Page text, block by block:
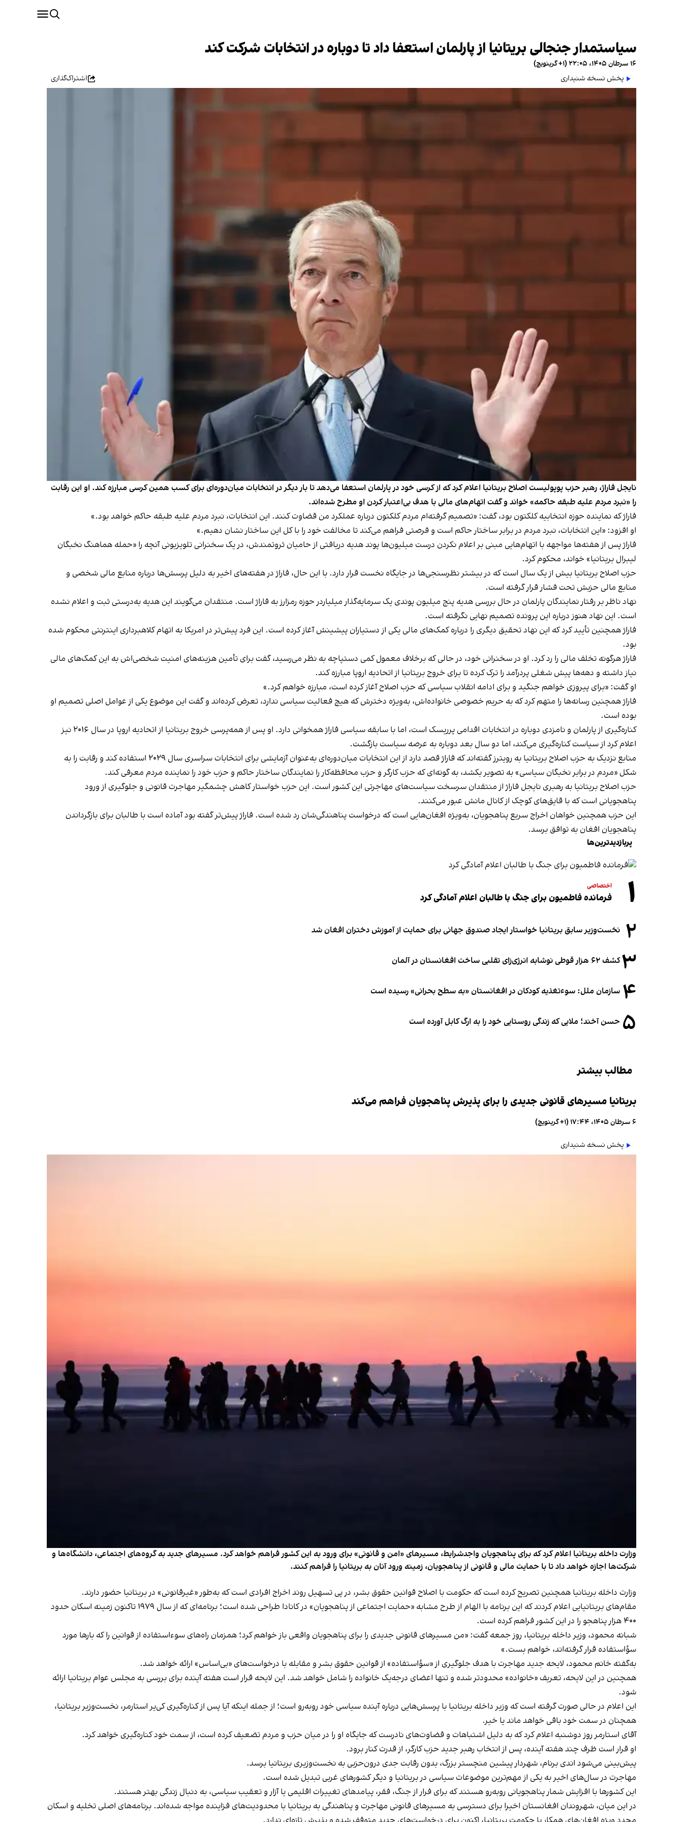
سیاستمدار جنجالی بریتانیا از پارلمان استعفا داد تا دوباره در انتخابات شرکت کند
۱۶ سرطان ۱۴۰۵، ۲۲:۰۵ (‎+۱ گرینویچ)
پخش نسخه شنیداری
اشتراک‌گذاری
نایجل فاراژ، رهبر حزب پوپولیست اصلاح بریتانیا اعلام کرد که از کرسی خود در پارلمان استعفا می‌دهد تا بار دیگر در انتخابات میان‌دوره‌ای برای کسب همین کرسی مبارزه کند. او این رقابت
را «نبرد مردم علیه طبقه حاکمه» خواند و گفت اتهام‌های مالی با هدف بی‌اعتبار کردن او مطرح شده‌اند.
فاراژ که نماینده حوزه انتخابیه کلکتون بود، گفت: «تصمیم گرفته‌ام مردم کلکتون درباره عملکرد من قضاوت کنند. این انتخابات، نبرد مردم علیه طبقه حاکم خواهد بود.»
او افزود: «این انتخابات، نبرد مردم در برابر ساختار حاکم است و فرصتی فراهم می‌کند تا مخالفت خود را با کل این ساختار نشان دهیم.»
فاراژ پس از هفته‌ها مواجهه با اتهام‌هایی مبنی بر اعلام نکردن درست میلیون‌ها پوند هدیه دریافتی از حامیان ثروتمندش، در یک سخنرانی تلویزیونی آنچه را «حمله هماهنگ نخبگان
لیبرال بریتانیا» خواند، محکوم کرد.
حزب اصلاح بریتانیا بیش از یک سال است که در بیشتر نظرسنجی‌ها در جایگاه نخست قرار دارد. با این حال، فاراژ در هفته‌های اخیر به دلیل پرسش‌ها درباره منابع مالی شخصی و
منابع مالی حزبش تحت فشار قرار گرفته است.
نهاد ناظر بر رفتار نمایندگان پارلمان در حال بررسی هدیه پنج میلیون پوندی یک سرمایه‌گذار میلیاردر حوزه رمزارز به فاراژ است. منتقدان می‌گویند این هدیه به‌درستی ثبت و اعلام نشده
است. این نهاد هنوز درباره این پرونده تصمیم نهایی نگرفته است.
فاراژ همچنین تأیید کرد که این نهاد تحقیق دیگری را درباره کمک‌های مالی یکی از دستیاران پیشینش آغاز کرده است. این فرد پیش‌تر در امریکا به اتهام کلاهبرداری اینترنتی محکوم شده
بود.
فاراژ هرگونه تخلف مالی را رد کرد. او در سخنرانی خود، در حالی که برخلاف معمول کمی دستپاچه به نظر می‌رسید، گفت برای تأمین هزینه‌های امنیت شخصی‌اش به این کمک‌های مالی
نیاز داشته و دهه‌ها پیش شغلی پردرآمد را ترک کرده تا برای خروج بریتانیا از اتحادیه اروپا مبارزه کند.
او گفت: «برای پیروزی خواهم جنگید و برای ادامه انقلاب سیاسی که حزب اصلاح آغاز کرده است، مبارزه خواهم کرد.»
فاراژ همچنین رسانه‌ها را متهم کرد که به حریم خصوصی خانواده‌اش، به‌ویژه دخترش که هیچ فعالیت سیاسی ندارد، تعرض کرده‌اند و گفت این موضوع یکی از عوامل اصلی تصمیم او
بوده است.
کناره‌گیری از پارلمان و نامزدی دوباره در انتخابات اقدامی پرریسک است، اما با سابقه سیاسی فاراژ همخوانی دارد. او پس از همه‌پرسی خروج بریتانیا از اتحادیه اروپا در سال ۲۰۱۶ نیز
اعلام کرد از سیاست کناره‌گیری می‌کند، اما دو سال بعد دوباره به عرصه سیاست بازگشت.
منابع نزدیک به حزب اصلاح بریتانیا به رویترز گفته‌اند که فاراژ قصد دارد از این انتخابات میان‌دوره‌ای به‌عنوان آزمایشی برای انتخابات سراسری سال ۲۰۲۹ استفاده کند و رقابت را به
شکل «مردم در برابر نخبگان سیاسی» به تصویر بکشد، به گونه‌ای که حزب کارگر و حزب محافظه‌کار را نمایندگان ساختار حاکم و حزب خود را نماینده مردم معرفی کند.
حزب اصلاح بریتانیا به رهبری نایجل فاراژ از منتقدان سرسخت سیاست‌های مهاجرتی این کشور است. این حزب خواستار کاهش چشمگیر مهاجرت قانونی و جلوگیری از ورود
پناهجویانی است که با قایق‌های کوچک از کانال مانش عبور می‌کنند.
این حزب همچنین خواهان اخراج سریع پناهجویان، به‌ویژه افغان‌هایی است که درخواست پناهندگی‌شان رد شده است. فاراژ پیش‌تر گفته بود آماده است با طالبان برای بازگرداندن
پناهجویان افغان به توافق برسد.
پربازدیدترین‌ها
۱ اختصاصی
فرمانده فاطمیون برای جنگ با طالبان اعلام آمادگی کرد
۲ نخست‌وزیر سابق بریتانیا خواستار ایجاد صندوق جهانی برای حمایت از آموزش دختران افغان شد
۳کشف ۶۲ هزار قوطی نوشابه انرژی‌زای تقلبی ساخت افغانستان در آلمان
۴ سازمان ملل: سوء‌تغذیه کودکان در افغانستان «به سطح بحرانی» رسیده است
۵ حسن آخند؛ ملایی که زندگی روستایی خود را به ارگ کابل آورده است
مطالب بیشتر
بریتانیا مسیرهای قانونی جدیدی را برای پذیرش پناهجویان فراهم می‌کند
۶ سرطان ۱۴۰۵، ۱۷:۴۴ (‎+۱ گرینویچ)
پخش نسخه شنیداری
وزارت داخله بریتانیا اعلام کرد که برای پناهجویان واجدشرایط، مسیرهای «امن و قانونی» برای ورود به این کشور فراهم خواهد کرد. مسیرهای جدید به گروه‌های اجتماعی، دانشگاه‌ها و
شرکت‌ها اجازه خواهد داد تا با حمایت مالی و قانونی از پناهجویان، زمینه ورود آنان به بریتانیا را فراهم کنند.
وزارت داخله بریتانیا همچنین تصریح کرده است که حکومت با اصلاح قوانین حقوق بشر، در پی تسهیل روند اخراج افرادی است که به‌طور «غیرقانونی» در بریتانیا حضور دارند.
مقام‌های بریتانیایی اعلام کردند که این برنامه با الهام از طرح مشابه «حمایت اجتماعی از پناهجویان» در کانادا طراحی شده است؛ برنامه‌ای که از سال ۱۹۷۹ تاکنون زمینه اسکان حدود
۴۰۰ هزار پناهجو را در این کشور فراهم کرده است.
شبانه محمود، وزیر داخله بریتانیا، روز جمعه گفت: «من مسیرهای قانونی جدیدی را برای پناهجویان واقعی باز خواهم کرد؛ همزمان راه‌های سوءاستفاده از قوانین را که بارها مورد
سؤاستفاده قرار گرفته‌اند، خواهم بست.»
به‌گفته خانم محمود، لایحه جدید مهاجرت با هدف جلوگیری از «سؤاستفاده» از قوانین حقوق‌ بشر و مقابله با درخواست‌های «بی‌اساس» ارائه خواهد شد.
همچنین در این لایحه، تعریف «خانواده» محدودتر شده و تنها اعضای درجه‌یک خانواده را شامل خواهد شد. این لایحه قرار است هفته آینده برای بررسی به مجلس عوام بریتانیا ارائه
شود.
این اعلام در حالی صورت گرفته است که وزیر داخله بریتانیا با پرسش‌هایی درباره آینده سیاسی خود روبه‌رو است؛ از جمله اینکه آیا پس از کناره‌گیری کی‌یر استارمر، نخست‌وزیر بریتانیا،
همچنان در سمت خود باقی خواهد ماند یا خیر.
آقای استارمر روز دوشنبه اعلام کرد که به دلیل اشتباهات و قضاوت‌های نادرست که جایگاه او را در میان حزب و مردم تضعیف کرده است، از سمت خود کناره‌گیری خواهد کرد.
او قرار است ظرف چند هفته آینده، پس از انتخاب رهبر جدید حزب کارگر، از قدرت کنار برود.
پیش‌بینی می‌شود اندی برنام، شهردار پیشین منچستر بزرگ، بدون رقابت جدی درون‌حزبی به نخست‌وزیری بریتانیا برسد.
مهاجرت در سال‌های اخیر به یکی از مهم‌ترین موضوعات سیاسی در بریتانیا و دیگر کشورهای غربی تبدیل شده است.
این کشورها با افزایش شمار پناهجویانی روبه‌رو هستند که برای فرار از جنگ، فقر، پیامدهای تغییرات اقلیمی یا آزار و تعقیب سیاسی، به دنبال زندگی بهتر هستند.
در این میان، شهروندان افغانستان اخیرا برای دسترسی به مسیرهای قانونی مهاجرت و پناهندگی به بریتانیا با محدودیت‌های فزاینده مواجه شده‌اند. برنامه‌های اصلی تخلیه و اسکان